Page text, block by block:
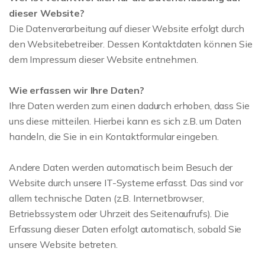
dieser Website?
Die Datenverarbeitung auf dieser Website erfolgt durch
den Websitebetreiber. Dessen Kontaktdaten können Sie
dem Impressum dieser Website entnehmen.
Wie erfassen wir Ihre Daten?
Ihre Daten werden zum einen dadurch erhoben, dass Sie
uns diese mitteilen. Hierbei kann es sich z.B. um Daten
handeln, die Sie in ein Kontaktformular eingeben.
Andere Daten werden automatisch beim Besuch der
Website durch unsere IT-Systeme erfasst. Das sind vor
allem technische Daten (z.B. Internetbrowser,
Betriebssystem oder Uhrzeit des Seitenaufrufs). Die
Erfassung dieser Daten erfolgt automatisch, sobald Sie
unsere Website betreten.